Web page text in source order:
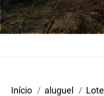
Início aluguel Lote